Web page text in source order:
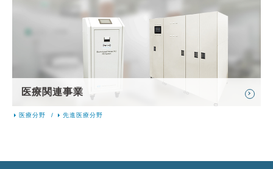
医療関連事業
医療分野 先進医療分野